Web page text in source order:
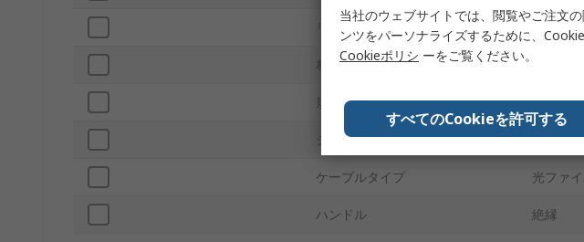
リード間隔 137mm
材質
規格 / 承認 OSHA/
シリーズ FO 103
ケーブルタイプ 光ファ
ハンドル 絶縁
当社のウェブサイトでは、閲覧やご注文
ンツをパーソナライズするために、
Cookieポリシ ーをご覧ください。
すべてのCookieを許可する